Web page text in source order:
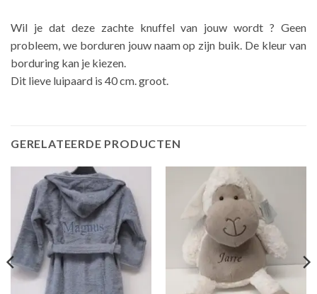
Wil je dat deze zachte knuffel van jouw wordt ? Geen
probleem, we borduren jouw naam op zijn buik. De kleur van
borduring kan je kiezen.
Dit lieve luipaard is 40 cm. groot.
GERELATEERDE PRODUCTEN